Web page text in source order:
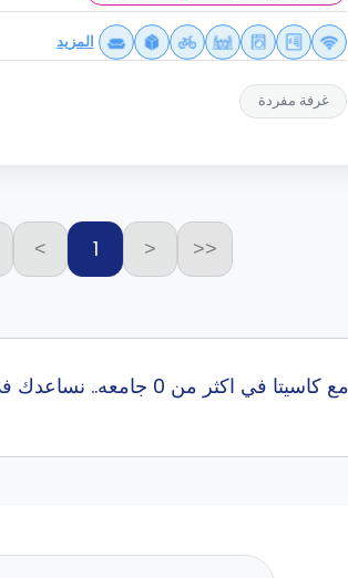
المزيد
غرفة مفردة
<<
<
1
>
إبحث عن أفضل سكن طلاب في مع